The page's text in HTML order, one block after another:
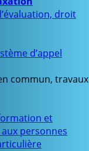
droit
d’appel
commun, travaux
et
personnes